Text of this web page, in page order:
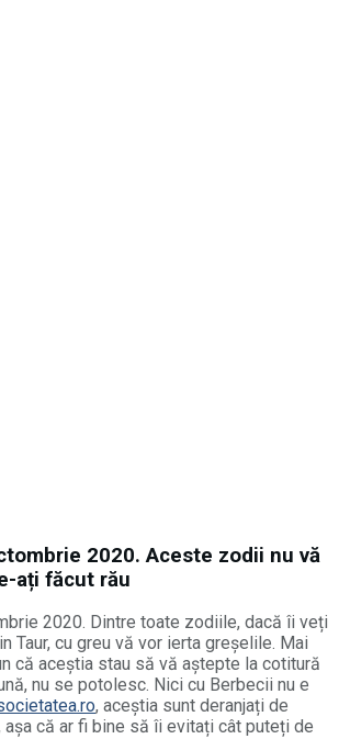
2020. Aceste zodii nu vă
ați făcut rău
2020. Dintre toate zodiile, dacă îi veți
Taur, cu greu vă vor ierta greșelile. Mai
că aceștia stau să vă aștepte la cotitură
nu se potolesc. Nici cu Berbecii nu e
, aceștia sunt deranjați de
că ar fi bine să îi evitați cât puteți de